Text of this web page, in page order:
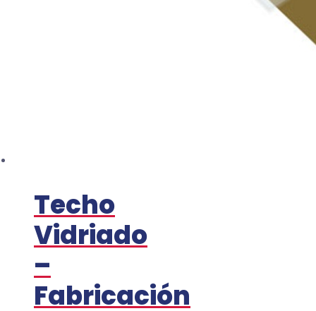
Techo
Vidriado
–
Fabricación